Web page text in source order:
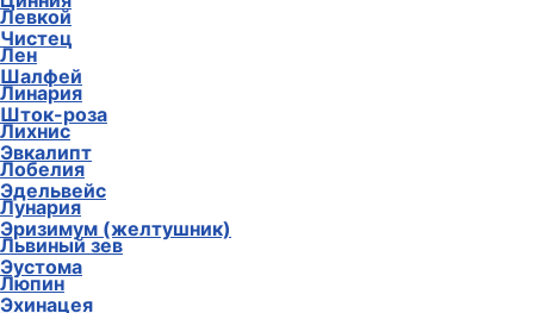
Чистец
Шалфей
Шток-роза
Эвкалипт
Эдельвейс
Эризимум (желтушник)
Эустома
Эхинацея
Левкой
Лен
Линария
Лихнис
Лобелия
Лунария
Львиный зев
Люпин